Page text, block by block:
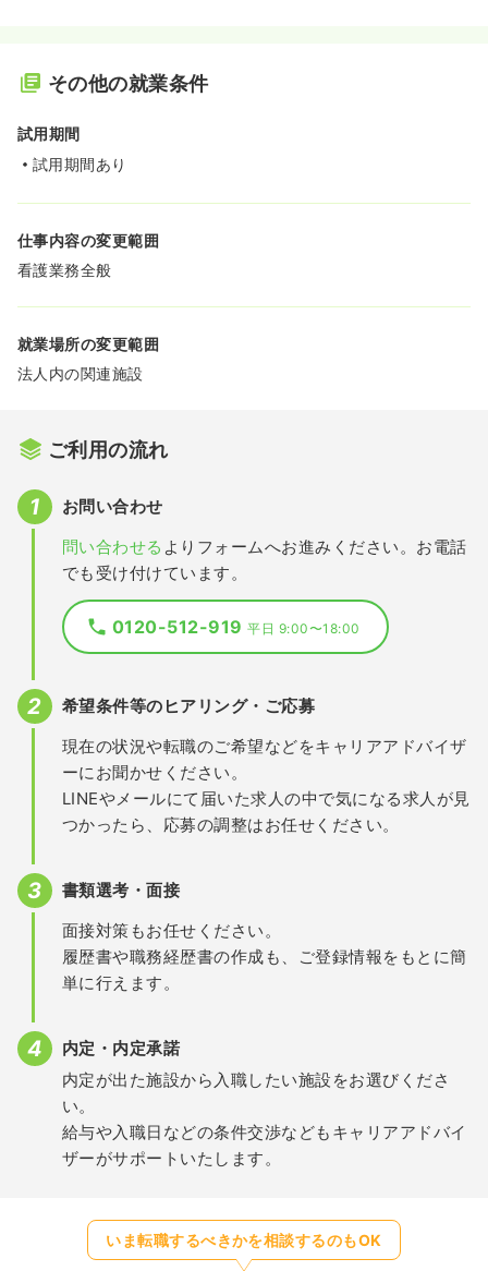
その他の就業条件
試用期間
試用期間あり
仕事内容の変更範囲
看護業務全般
就業場所の変更範囲
法人内の関連施設
ご利用の流れ
お問い合わせ
問い合わせる よりフォームへお進みください。お電話
でも受け付けています。
0120-512-919平日 9:00〜18:00
希望条件等のヒアリング・ご応募
現在の状況や転職のご希望などをキャリアアドバイザ
ーにお聞かせください。
LINEやメールにて届いた求人の中で気になる求人が見
つかったら、応募の調整はお任せください。
書類選考・面接
面接対策もお任せください。
履歴書や職務経歴書の作成も、ご登録情報をもとに簡
単に行えます。
内定・内定承諾
内定が出た施設から入職したい施設をお選びくださ
い。
給与や入職日などの条件交渉などもキャリアアドバイ
ザーがサポートいたします。
いま転職するべきかを相談するのもOK